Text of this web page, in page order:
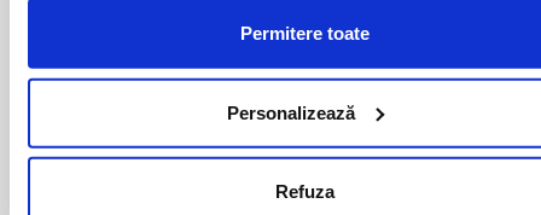
Permitere toate
Personalizează
Refuza
ALESD
BACAU
MEDGIDIA
MIZIL
MOINESTI
MOTCA
NUSFALAU
ONESTI